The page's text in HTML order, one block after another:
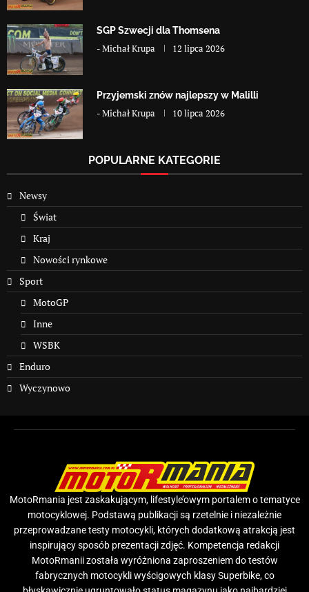
SGP Szwecji dla Thomsena
-Michał Krupa 12 lipca 2026
Przyjemski znów najlepszy w Malilli
-Michał Krupa 10 lipca 2026
POPULARNE KATEGORIE
Newsy
Świat
Kraj
Nowości rynkowe
Sport
MotoGP
Inne
WSBK
Enduro
Wyczynowo
MotoRmania jest zaskakującym, lifestyle’owym portalem o tematyce
motocyklowej. Podstawą publikacji są rzetelnie i niezależnie
przeprowadzane testy motocykli, których dodatkową atrakcją jest
inspirujący sposób prezentacji zdjęć. Kompetencja redakcji
MotoRmanii została wyróżniona zaproszeniem do testów
fabrycznych motocykli wyścigowych klasy Superbike, co